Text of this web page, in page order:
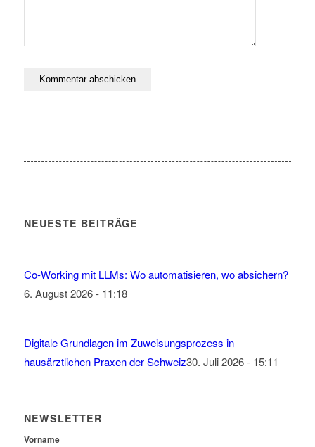
NEUESTE BEITRÄGE
Co-Working mit LLMs: Wo automatisieren, wo absichern?
6. August 2026 - 11:18
Digitale Grundlagen im Zuweisungsprozess in
hausärztlichen Praxen der Schweiz30. Juli 2026 - 15:11
NEWSLETTER
Vorname